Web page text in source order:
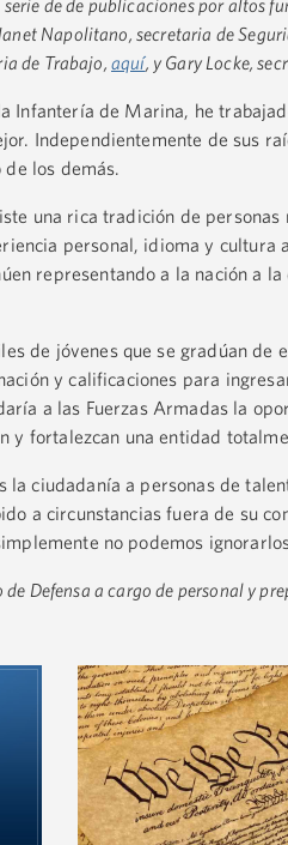
de de publicaciones por altos
Napolitano, secretaria de
de Trabajo, aquí, y Gary Locke,
Infantería de Marina, he
Independientemente de sus
los demás.
una rica tradición de
personal, idioma y cultura
representando a la nación a
de jóvenes que se gradúan de
y calificaciones para
a las Fuerzas Armadas la
y fortalezcan una entidad
la ciudadanía a personas de
a circunstancias fuera de su
no podemos
Defensa a cargo de personal y